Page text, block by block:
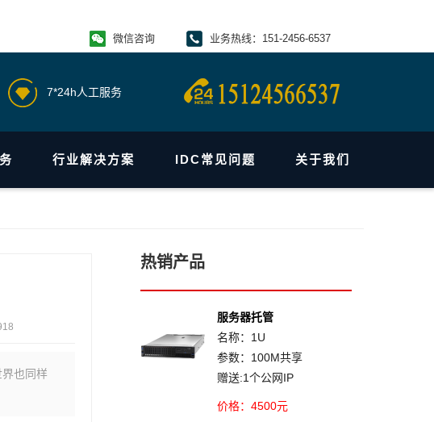
微信咨询 业务热线：151-2456-6537
7*24h人工服务
行业解决方案 IDC常见问题 关于我们
也同样
热销产品
服务器托管
名称：1U
参数：100M共享
赠送:1个公网IP
价格：4500元